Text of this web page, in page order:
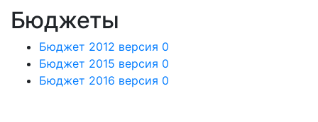
Бюджеты
Бюджет 2012 версия 0
Бюджет 2015 версия 0
Бюджет 2016 версия 0